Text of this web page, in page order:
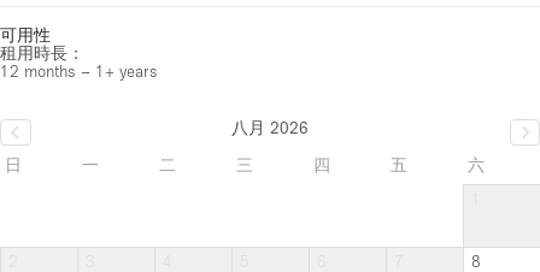
可用性
租用時長：
12 months – 1+ years
八月 2026
日
一 二 三 四 五
六
8